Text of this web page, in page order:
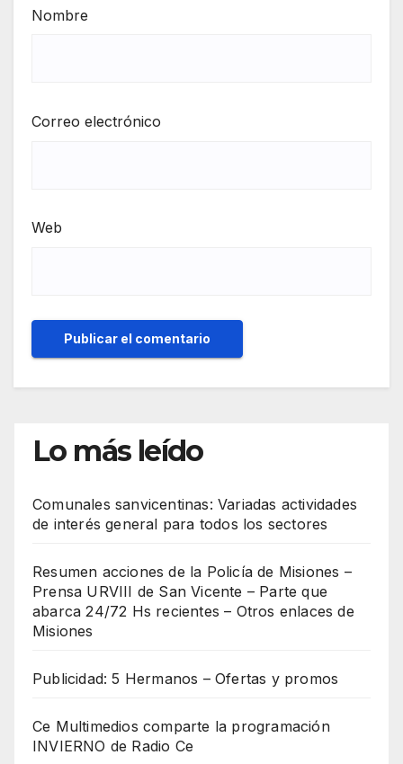
Nombre
Correo electrónico
Web
Lo más leído
Comunales sanvicentinas: Variadas actividades
de interés general para todos los sectores
Resumen acciones de la Policía de Misiones –
Prensa URVIII de San Vicente – Parte que
abarca 24/72 Hs recientes – Otros enlaces de
Misiones
Publicidad: 5 Hermanos – Ofertas y promos
Ce Multimedios comparte la programación
INVIERNO de Radio Ce